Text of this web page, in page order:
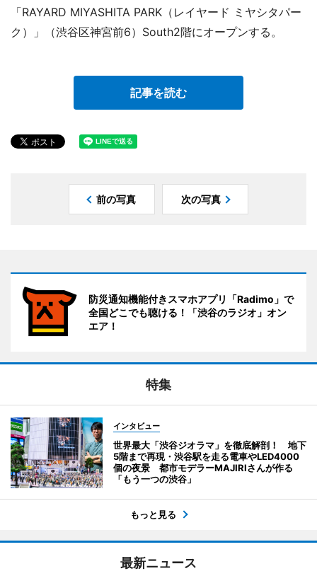
「RAYARD MIYASHITA PARK（レイヤード ミヤシタパー
ク）」（渋谷区神宮前6）South2階にオープンする。
記事を読む
前の写真 次の写真
防災通知機能付きスマホアプリ「Radimo」で
全国どこでも聴ける！「渋谷のラジオ」オン
エア！
特集
インタビュー
世界最大「渋谷ジオラマ」を徹底解剖！ 地下
5階まで再現・渋谷駅を走る電車やLED4000
個の夜景 都市モデラーMAJIRIさんが作る
「もう一つの渋谷」
もっと見る
最新ニュース